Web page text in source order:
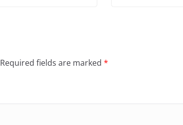
Required fields are marked *